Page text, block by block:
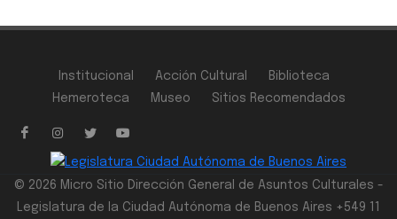
Institucional Acción Cultural
Biblioteca
Hemeroteca
Museo Sitios Recomendados
© 2026 Micro Sitio Dirección General de Asuntos Culturales -
Legislatura de la Ciudad Autónoma de Buenos Aires +549 11